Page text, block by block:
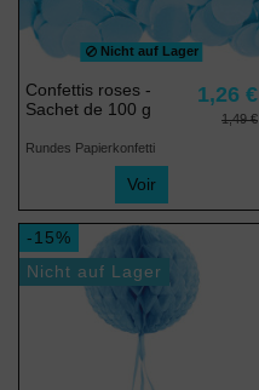
Nicht auf Lager
Confettis roses -
Sachet de 100 g
1,26 €
1,49 €
Rundes Papierkonfetti
Voir
-15%
Nicht auf Lager